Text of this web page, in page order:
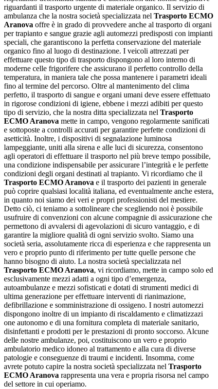
riguardanti il trasporto urgente di materiale organico. Il servizio di
ambulanza che la nostra società specializzata nel Trasporto ECMO
Aranova offre è in grado di provvedere anche al trasporto di organi
per trapianto e sangue grazie agli automezzi predisposti con impianti
speciali, che garantiscono la perfetta conservazione del materiale
organico fino al luogo di destinazione. I veicoli attrezzati per
effettuare questo tipo di trasporto dispongono al loro interno di
moderne celle frigorifere che assicurano il perfetto controllo della
temperatura, in maniera tale che possa mantenere i parametri ideali
fino al termine del percorso. Oltre al mantenimento del clima
perfetto, il trasporto di sangue e organi umani deve essere effettuato
in rigorose condizioni di igiene, ebbene i mezzi adibiti per questo
tipo di servizio, che la nostra ditta specializzata nel Trasporto
ECMO Aranova mette in campo, vengono regolarmente sanificati
e sottoposte a controlli accurati per garantire perfette condizioni di
asetticità. Inoltre, i dispositivi di segnalazione luminosa
lampeggiante, uniti alla sirena e alle luci di sicurezza, consentono
agli operatori di effettuare il trasporto nel più breve tempo possibile,
una condizione indispensabile per assicurare l’integrità e le perfette
condizioni degli organi destinati al trapianto. Vi ricordiamo che il
Trasporto ECMO Aranova e il trasporto dei pazienti in generale
può coprire qualsiasi località italiana, ed eventualmente anche estera,
in quanto noi siamo dei veri e propri professionisti del mestiere.
Detto ciò, ci teniamo a sottolineare che scegliendo noi è possibile
usufruire di convenzioni con alcune compagnie di assicurazione che
permettono di avvalersi di agevolazioni di sicuro vantaggio, e di
garantire la migliore qualità di ogni servizio svolto. Siamo una
società seria, assolutamente ricca di esperienza e che rappresenta un
vero e proprio punto di riferimento per tutte quelle persone che
hanno bisogno di aiuto. La nostra società specializzata nel
Trasporto ECMO Aranova, vi ricordiamo, mette in campo solo ed
esclusivamente mezzi adatti a ogni tipo d’emergenza,
autoambulanze e mezzi sofisticati e dotati di strumenti medici di
ultima generazione per effettuare interventi di rianimazione,
defibrillazione e somministrazione di ossigeno. I nostri automezzi
dispongono inoltre di un impianto di riscaldamento e climatizzazi
one autonomo e di una fornitura completa di materiale sanitario,
disinfettanti e prodotti per le prestazioni di pronto soccorso. Alcune
delle nostre ambulanze, poi, costituiscono un vero e proprio
ambulatorio medico idoneo al trattamento e alla cura di diverse
patologie e conseguenze di traumi e incidenti. Insomma, come
avrete potuto capire la nostra società specializzata nel Trasporto
ECMO Aranova rappresenta una vera e propria risorsa nel campo
del settore in cui operiamo.